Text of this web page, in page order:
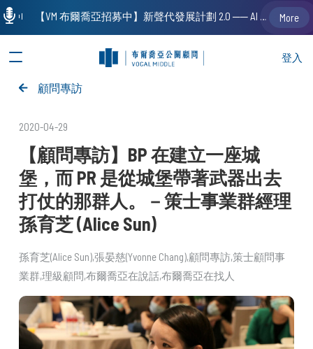
登入
顧問專訪
2020-04-29
【顧問專訪】BP 在建立一座城
堡，而 PR 是從城堡帶著武器出去
打仗的那群人。－策士事業群經理
孫育芝 (Alice Sun)
孫育芝(Alice Sun)張晏慈(Yvonne Chang)顧問專訪策士顧問事
業群理級顧問 布爾喬亞在說話布爾喬亞在找人
【VM 布爾喬亞招募中】新聲代發展計劃 2.0 ── AI PR 人才加速養成計劃（歡迎「應屆畢業生」、「一年以下相關 / 三年以下非相關經驗工作者」申請加入） More